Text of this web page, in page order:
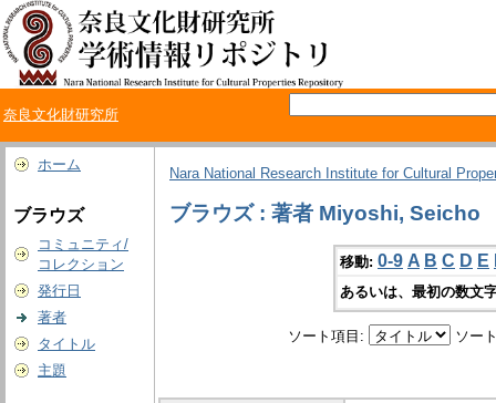
奈良文化財研究所
ホーム
ブラウズ
コミュニティ/
コレクション
発行日
著者
タイトル
主題
Nara National Research Institute for Cultural
ブラウズ : 著者 Miyoshi, Seicho
移動: 0-9 A B C D E
あるいは、最初の数文
ソート項目: ソー